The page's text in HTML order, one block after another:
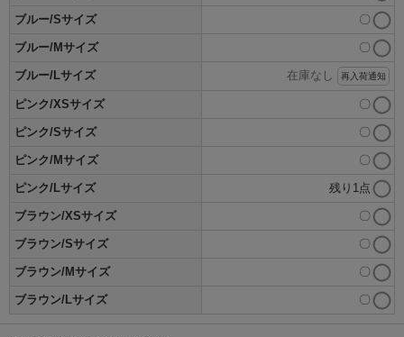
ブルー/Sサイズ 〇
ブルー/Mサイズ 〇
ブルー/Lサイズ 在庫なし 再入荷通知
ピンク/XSサイズ 〇
ピンク/Sサイズ 〇
ピンク/Mサイズ 〇
ピンク/Lサイズ 残り1点
ブラウン/XSサイズ 〇
ブラウン/Sサイズ 〇
ブラウン/Mサイズ 〇
ブラウン/Lサイズ 〇